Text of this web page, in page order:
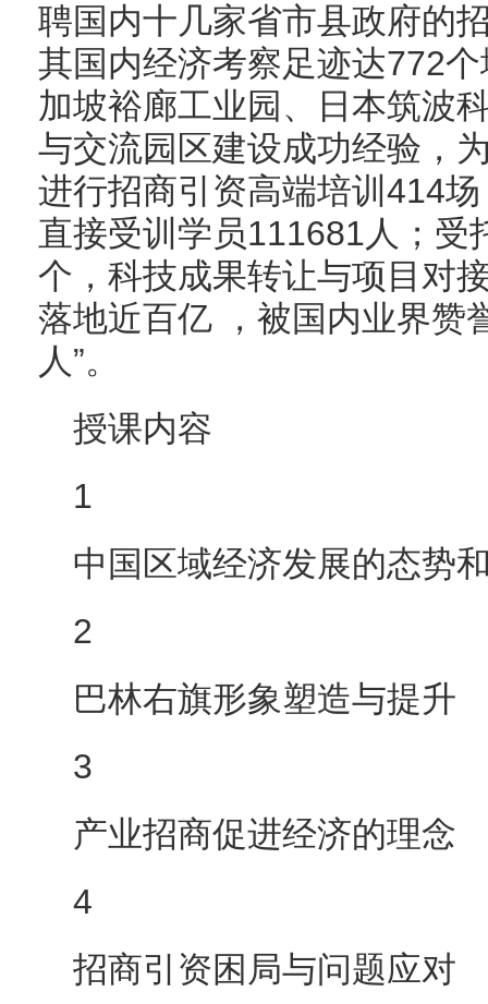
聘国内十几家省市县政府的
其国内经济考察足迹达772
加坡裕廊工业园、日本筑波
与交流园区建设成功经验，
进行招商引资高端培训414
直接受训学员111681人；受
个，科技成果转让与项目对
落地近百亿 ，被国内业界赞
人”。
授课内容
1
中国区域经济发展的态势
2
巴林右旗形象塑造与提升
3
产业招商促进经济的理念
4
招商引资困局与问题应对